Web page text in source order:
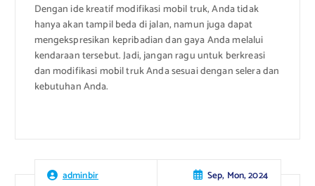
Dengan ide kreatif modifikasi mobil truk, Anda tidak
hanya akan tampil beda di jalan, namun juga dapat
mengekspresikan kepribadian dan gaya Anda melalui
kendaraan tersebut. Jadi, jangan ragu untuk berkreasi
dan modifikasi mobil truk Anda sesuai dengan selera dan
kebutuhan Anda.
adminbir Sep, Mon, 2024